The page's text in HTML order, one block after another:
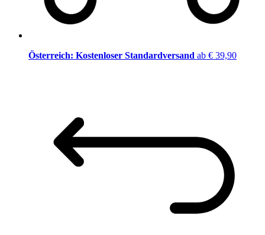
Österreich: Kostenloser Standardversand ab € 39,90